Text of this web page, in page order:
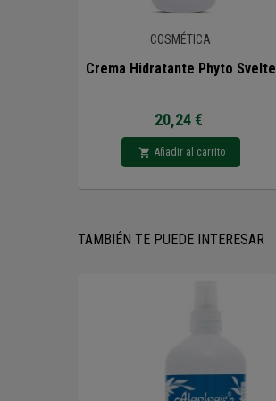
COSMÉTICA
Crema Hidratante Phyto Svelte
20,24 €
Añadir al carrito
TAMBIÉN TE PUEDE INTERESAR